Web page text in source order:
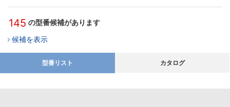
145 の型番候補があります
候補を表示
型番リスト カタログ